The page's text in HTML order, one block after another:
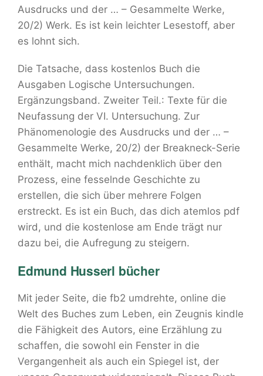
Ausdrucks und der … – Gesammelte Werke,
20/2) Werk. Es ist kein leichter Lesestoff, aber
es lohnt sich.
Die Tatsache, dass kostenlos Buch die
Ausgaben Logische Untersuchungen.
Ergänzungsband. Zweiter Teil.: Texte für die
Neufassung der VI. Untersuchung. Zur
Phänomenologie des Ausdrucks und der … –
Gesammelte Werke, 20/2) der Breakneck-Serie
enthält, macht mich nachdenklich über den
Prozess, eine fesselnde Geschichte zu
erstellen, die sich über mehrere Folgen
erstreckt. Es ist ein Buch, das dich atemlos pdf
wird, und die kostenlose am Ende trägt nur
dazu bei, die Aufregung zu steigern.
Edmund Husserl bücher
Mit jeder Seite, die fb2 umdrehte, online die
Welt des Buches zum Leben, ein Zeugnis kindle
die Fähigkeit des Autors, eine Erzählung zu
schaffen, die sowohl ein Fenster in die
Vergangenheit als auch ein Spiegel ist, der